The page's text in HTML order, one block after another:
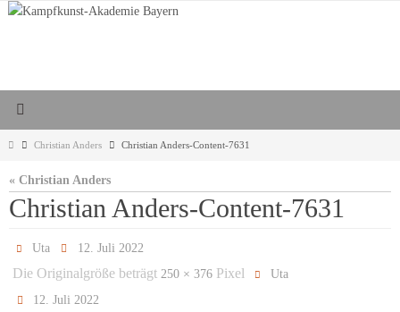
Zum
StartChristian Anders Christian Anders-Content-7631
« Christian Anders
Christian Anders-Content-7631
Uta 12. Juli 2022
Die Originalgröße beträgt 250 × 376 Pixel
Uta
12. Juli 2022